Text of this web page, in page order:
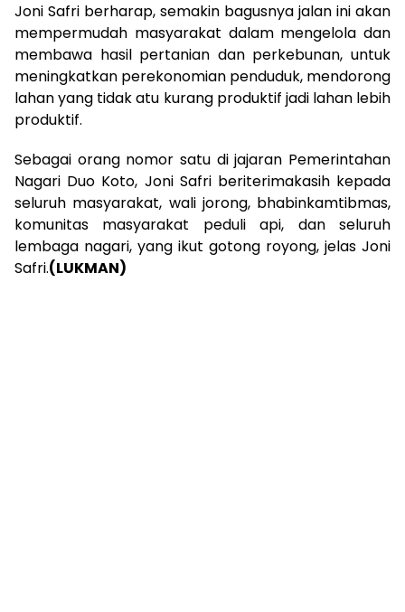
Joni Safri berharap, semakin bagusnya jalan ini akan
mempermudah masyarakat dalam mengelola dan
membawa hasil pertanian dan perkebunan, untuk
meningkatkan perekonomian penduduk, mendorong
lahan yang tidak atu kurang produktif jadi lahan lebih
produktif.
Sebagai orang nomor satu di jajaran Pemerintahan
Nagari Duo Koto, Joni Safri beriterimakasih kepada
seluruh masyarakat, wali jorong, bhabinkamtibmas,
komunitas masyarakat peduli api, dan seluruh
lembaga nagari, yang ikut gotong royong, jelas Joni
Safri.(LUKMAN)